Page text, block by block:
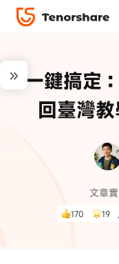
一鍵搞定
回臺灣
文章實
170 19